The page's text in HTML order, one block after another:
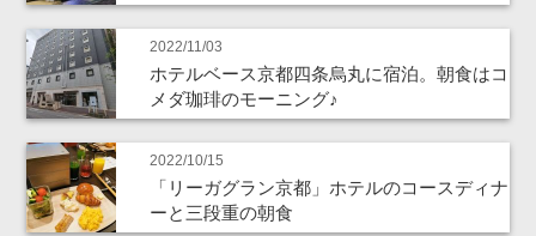
2022/11/03
ホテルベース京都四条烏丸に宿泊。朝食はコ
メダ珈琲のモーニング♪
2022/10/15
「リーガグラン京都」ホテルのコースディナ
ーと三段重の朝食